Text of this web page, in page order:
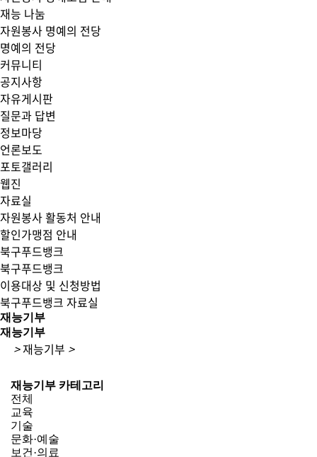
재능 나눔
자원봉사 명예의 전당
명예의 전당
커뮤니티
공지사항
자유게시판
질문과 답변
정보마당
언론보도
포토갤러리
웹진
자료실
자원봉사 활동처 안내
할인가맹점 안내
북구푸드뱅크
북구푸드뱅크
이용대상 및 신청방법
북구푸드뱅크 자료실
재능기부
재능기부
>재능기부 >
재능기부 카테고리
전체
교육
기술
문화·예술
보건·의료